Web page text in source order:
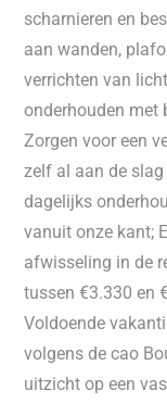
scharnieren en
aan wanden,
verrichten van
onderhouden met
Zorgen voor een
zelf al aan de
dagelijks
vanuit onze kant;
afwisseling in de
tussen €3.330 en
Voldoende
volgens de cao
uitzicht op een